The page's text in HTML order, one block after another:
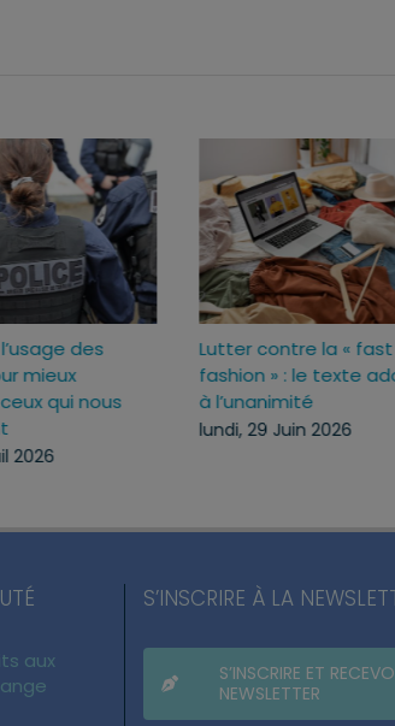
des
mieux
qui nous
2026
Lutter contre la « fast
fashion » : le texte
à l’unanimité
lundi, 29 Juin 2026
aux
S’INSCRIRE À LA
S’INSCRIRE ET
NEWSLETTER